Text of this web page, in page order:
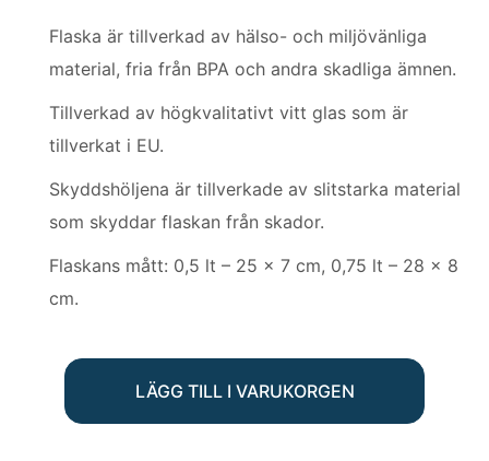
Flaska är tillverkad av hälso- och miljövänliga
material, fria från BPA och andra skadliga ämnen.
Tillverkad av högkvalitativt vitt glas som är
tillverkat i EU.
Skyddshöljena är tillverkade av slitstarka material
som skyddar flaskan från skador.
Flaskans mått: 0,5 lt – 25 x 7 cm, 0,75 lt – 28 x 8
cm.
LÄGG TILL I VARUKORGEN